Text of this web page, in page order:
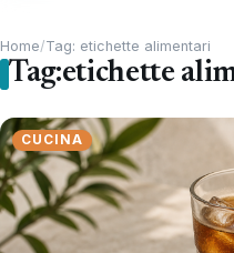
Home/Tag: etichette alimentari
Tag:etichette
CUCINA